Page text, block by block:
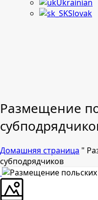
Ukrainian
Slovak
Размещение
Домашняя страница "
субподрядчиков